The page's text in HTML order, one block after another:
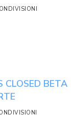
CLOSED BETA